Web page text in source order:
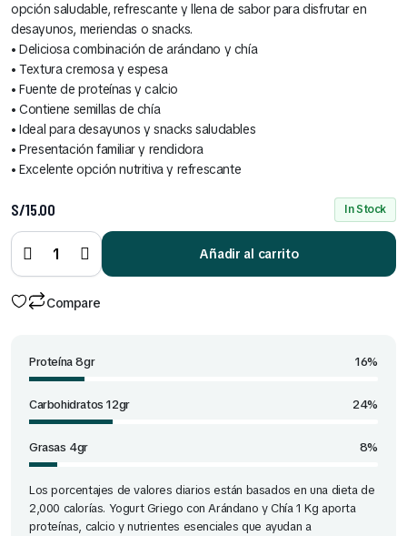
opción saludable, refrescante y llena de sabor para disfrutar en
desayunos, meriendas o snacks.
• Deliciosa combinación de arándano y chía
• Textura cremosa y espesa
• Fuente de proteínas y calcio
• Contiene semillas de chía
• Ideal para desayunos y snacks saludables
• Presentación familiar y rendidora
• Excelente opción nutritiva y refrescante
S/15.00 In Stock
Yogurt
Griego
Con
Arándano
y Chía
dep1 Kg
quantity
Añadir al carrito
Compare
Proteína 8gr 16%
Carbohidratos 12gr 24%
Grasas 4gr 8%
Los porcentajes de valores diarios están basados en una dieta de
2,000 calorías. Yogurt Griego con Arándano y Chía 1 Kg aporta
proteínas, calcio y nutrientes esenciales que ayudan a